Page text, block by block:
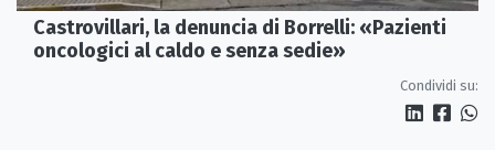
Castrovillari, la denuncia di Borrelli: «Pazienti
oncologici al caldo e senza sedie»
Condividi su: